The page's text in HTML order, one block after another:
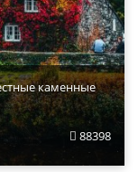
каменные
88398